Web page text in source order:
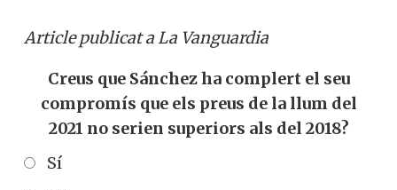
Article publicat a La Vanguardia
Creus que Sánchez ha complert el seu
compromís que els preus de la llum del
2021 no serien superiors als del 2018?
Sí